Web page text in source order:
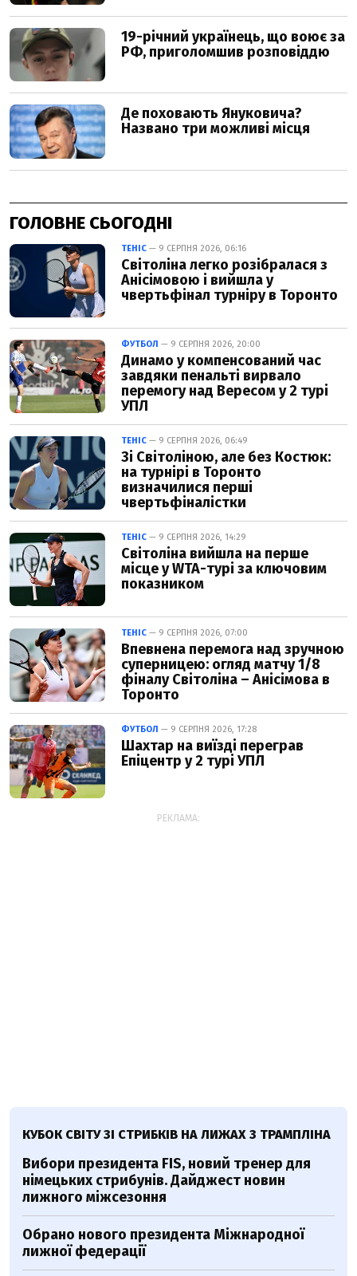
ГОЛОВНЕ СЬОГОДНІ
ТЕНІС — 9 СЕРПНЯ 2026, 06:16
Світоліна легко розібралася з
Анісімовою і вийшла у
чвертьфінал турніру в Торонто
ФУТБОЛ — 9 СЕРПНЯ 2026, 20:00
Динамо у компенсований час
завдяки пенальті вирвало
перемогу над Вересом у 2 турі
УПЛ
ТЕНІС — 9 СЕРПНЯ 2026, 06:49
Зі Світоліною, але без Костюк:
на турнірі в Торонто
визначилися перші
чвертьфіналістки
ТЕНІС — 9 СЕРПНЯ 2026, 14:29
Світоліна вийшла на перше
місце у WTA-турі за ключовим
показником
ТЕНІС — 9 СЕРПНЯ 2026, 07:00
Впевнена перемога над зручною
суперницею: огляд матчу 1/8
фіналу Світоліна – Анісімова в
Торонто
ФУТБОЛ — 9 СЕРПНЯ 2026, 17:28
Шахтар на виїзді переграв
Епіцентр у 2 турі УПЛ
РЕКЛАМА:
КУБОК СВІТУ ЗІ СТРИБКІВ НА ЛИЖАХ З ТРАМПЛІНА
Вибори президента FIS, новий тренер для
німецьких стрибунів. Дайджест новин
лижного міжсезоння
Обрано нового президента Міжнародної
лижної федерації